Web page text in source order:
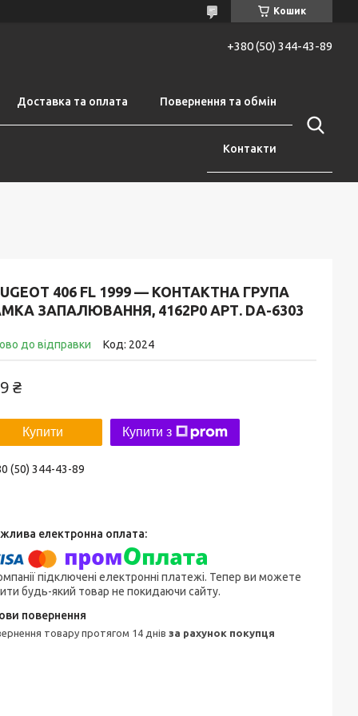
Кошик
+380 (50) 344-43-89
Доставка та оплата Повернення та обмін
Контакти
406 FL 1999 — КОНТАКТНА ГРУПА
ЗАПАЛЮВАННЯ, 4162P0 АРТ. DA-6303
до відправки Код: 2024
₴
Купити Купити з
(50) 344-43-89
підключені електронні платежі. Тепер ви можете
будь-який товар не покидаючи сайту.
товару протягом 14 днів за рахунок покупця